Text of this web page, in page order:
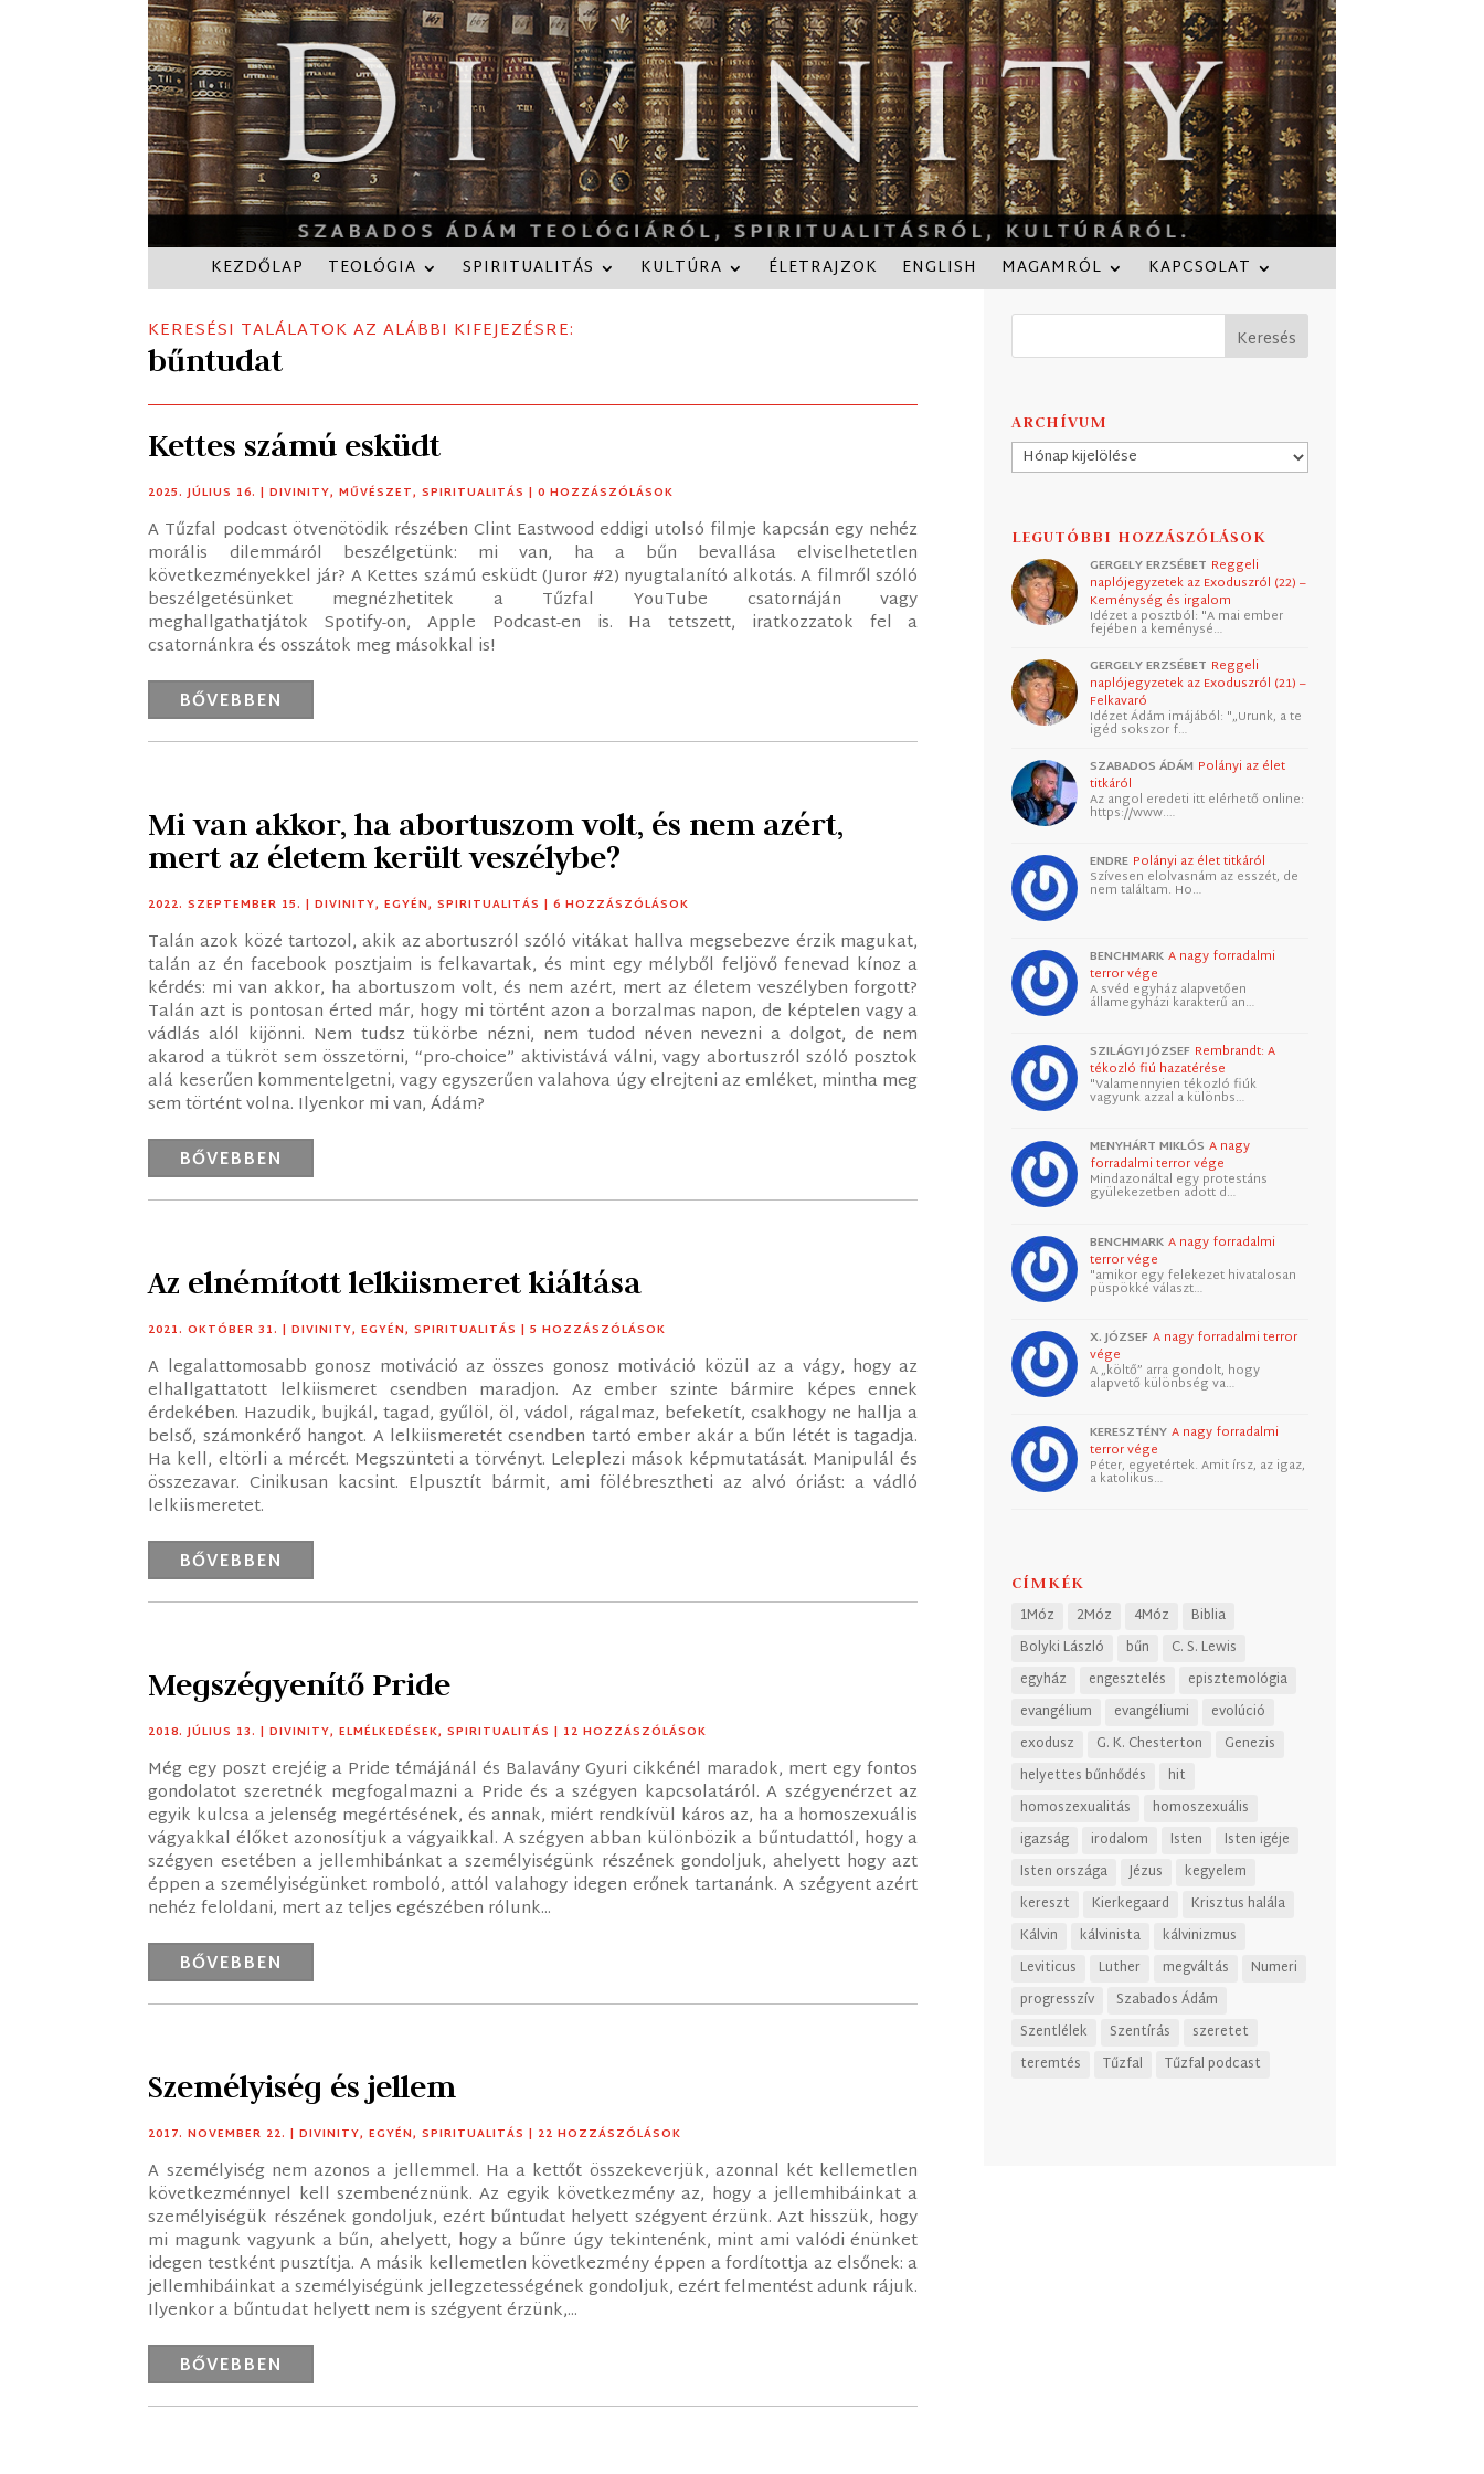
KEZDŐLAP TEOLÓGIA SPIRITUALITÁS KULTÚRA ÉLETRAJZOK ENGLISH MAGAMRÓL KAPCSOLAT
KERESÉSI TALÁLATOK AZ ALÁBBI KIFEJEZÉSRE:
bűntudat
Kettes számú esküdt
2025. JÚLIUS 16. |DIVINITY,MŰVÉSZET,SPIRITUALITÁS | 0 HOZZÁSZÓLÁSOK
A Tűzfal podcast ötvenötödik részében Clint Eastwood eddigi utolsó filmje kapcsán egy nehéz
morális dilemmáról beszélgetünk: mi van, ha a bűn bevallása elviselhetetlen
következményekkel jár? A Kettes számú esküdt (Juror #2) nyugtalanító alkotás. A filmről szóló
beszélgetésünket megnézhetitek a Tűzfal YouTube csatornáján vagy
meghallgathatjátok Spotify-on, Apple Podcast-en is. Ha tetszett, iratkozzatok fel a
csatornánkra és osszátok meg másokkal is!
BŐVEBBEN
Mi van akkor, ha abortuszom volt, és nem azért,
mert az életem került veszélybe?
2022. SZEPTEMBER 15. |DIVINITY,EGYÉN,SPIRITUALITÁS | 6 HOZZÁSZÓLÁSOK
Talán azok közé tartozol, akik az abortuszról szóló vitákat hallva megsebezve érzik magukat,
talán az én facebook posztjaim is felkavartak, és mint egy mélyből feljövő fenevad kínoz a
kérdés: mi van akkor, ha abortuszom volt, és nem azért, mert az életem veszélyben forgott?
Talán azt is pontosan érted már, hogy mi történt azon a borzalmas napon, de képtelen vagy a
vádlás alól kijönni. Nem tudsz tükörbe nézni, nem tudod néven nevezni a dolgot, de nem
akarod a tükröt sem összetörni, “pro-choice” aktivistává válni, vagy abortuszról szóló posztok
alá keserűen kommentelgetni, vagy egyszerűen valahova úgy elrejteni az emléket, mintha meg
sem történt volna. Ilyenkor mi van, Ádám?
BŐVEBBEN
Az elnémított lelkiismeret kiáltása
2021. OKTÓBER 31. |DIVINITY,EGYÉN,SPIRITUALITÁS | 5 HOZZÁSZÓLÁSOK
A legalattomosabb gonosz motiváció az összes gonosz motiváció közül az a vágy, hogy az
elhallgattatott lelkiismeret csendben maradjon. Az ember szinte bármire képes ennek
érdekében. Hazudik, bujkál, tagad, gyűlöl, öl, vádol, rágalmaz, befeketít, csakhogy ne hallja a
belső, számonkérő hangot. A lelkiismeretét csendben tartó ember akár a bűn létét is tagadja.
Ha kell, eltörli a mércét. Megszünteti a törvényt. Leleplezi mások képmutatását. Manipulál és
összezavar. Cinikusan kacsint. Elpusztít bármit, ami fölébresztheti az alvó óriást: a vádló
lelkiismeretet.
BŐVEBBEN
Megszégyenítő Pride
2018. JÚLIUS 13. |DIVINITY,ELMÉLKEDÉSEK,SPIRITUALITÁS | 12 HOZZÁSZÓLÁSOK
Még egy poszt erejéig a Pride témájánál és Balavány Gyuri cikkénél maradok, mert egy fontos
gondolatot szeretnék megfogalmazni a Pride és a szégyen kapcsolatáról. A szégyenérzet az
egyik kulcsa a jelenség megértésének, és annak, miért rendkívül káros az, ha a homoszexuális
vágyakkal élőket azonosítjuk a vágyaikkal. A szégyen abban különbözik a bűntudattól, hogy a
szégyen esetében a jellemhibánkat a személyiségünk részének gondoljuk, ahelyett hogy azt
éppen a személyiségünket romboló, attól valahogy idegen erőnek tartanánk. A szégyent azért
nehéz feloldani, mert az teljes egészében rólunk...
BŐVEBBEN
Személyiség és jellem
2017. NOVEMBER 22. |DIVINITY,EGYÉN,SPIRITUALITÁS | 22 HOZZÁSZÓLÁSOK
A személyiség nem azonos a jellemmel. Ha a kettőt összekeverjük, azonnal két kellemetlen
következménnyel kell szembenéznünk. Az egyik következmény az, hogy a jellemhibáinkat a
személyiségük részének gondoljuk, ezért bűntudat helyett szégyent érzünk. Azt hisszük, hogy
mi magunk vagyunk a bűn, ahelyett, hogy a bűnre úgy tekintenénk, mint ami valódi énünket
idegen testként pusztítja. A másik kellemetlen következmény éppen a fordítottja az elsőnek: a
jellemhibáinkat a személyiségünk jellegzetességének gondoljuk, ezért felmentést adunk rájuk.
Ilyenkor a bűntudat helyett nem is szégyent érzünk,...
BŐVEBBEN
ARCHÍVUM
Archívum
LEGUTÓBBI HOZZÁSZÓLÁSOK
GERGELY ERZSÉBET Reggeli
naplójegyzetek az Exoduszról (22) –
Keménység és irgalom
Idézet a posztból: "A mai ember
fejében a keménysé…
GERGELY ERZSÉBET Reggeli
naplójegyzetek az Exoduszról (21) –
Felkavaró
Idézet Ádám imájából: "„Urunk, a te
igéd sokszor f…
SZABADOS ÁDÁM Polányi az élet
titkáról
Az angol eredeti itt elérhető online:
https://www.…
ENDRE Polányi az élet titkáról
Szívesen elolvasnám az esszét, de
nem találtam. Ho…
BENCHMARK A nagy forradalmi
terror vége
A svéd egyház alapvetően
államegyházi karakterű an…
SZILÁGYI JÓZSEF Rembrandt: A
tékozló fiú hazatérése
"Valamennyien tékozló fiúk
vagyunk azzal a különbs…
MENYHÁRT MIKLÓS A nagy
forradalmi terror vége
Mindazonáltal egy protestáns
gyülekezetben adott d…
BENCHMARK A nagy forradalmi
terror vége
"amikor egy felekezet hivatalosan
püspökké választ…
X. JÓZSEF A nagy forradalmi terror
vége
A „költő” arra gondolt, hogy
alapvető különbség va…
KERESZTÉNY A nagy forradalmi
terror vége
Péter, egyetértek. Amit írsz, az igaz,
a katolikus…
CÍMKÉK
1Móz 2Móz 4Móz
Biblia
Bolyki László
bűn
C. S. Lewis
egyház
engesztelés
episztemológia
evangélium
evangéliumi
evolúció
exodusz
G. K. Chesterton
Genezis
helyettes bűnhődés
hit
homoszexualitás
homoszexuális
igazság
irodalom Isten
Isten igéje
Isten országa
Jézus
kegyelem
kereszt
Kierkegaard
Krisztus halála
Kálvin
kálvinista
kálvinizmus
Leviticus
Luther megváltás
Numeri
progresszív
Szabados Ádám
Szentlélek
Szentírás
szeretet
teremtés
Tűzfal Tűzfal podcast